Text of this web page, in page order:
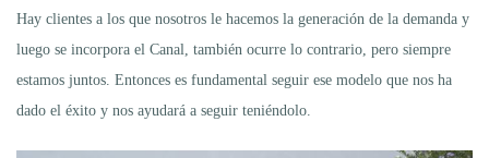
Hay clientes a los que nosotros le hacemos la generación de la demanda y
luego se incorpora el Canal, también ocurre lo contrario, pero siempre
estamos juntos. Entonces es fundamental seguir ese modelo que nos ha
dado el éxito y nos ayudará a seguir teniéndolo.